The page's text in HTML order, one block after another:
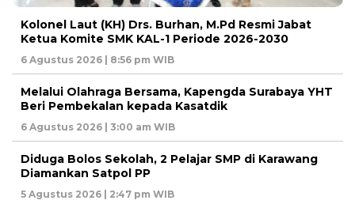
Kolonel Laut (KH) Drs. Burhan, M.Pd Resmi Jabat
Ketua Komite SMK KAL-1 Periode 2026-2030
6 Agustus 2026 | 8:56 pm WIB
Melalui Olahraga Bersama, Kapengda Surabaya YHT
Beri Pembekalan kepada Kasatdik
6 Agustus 2026 | 3:00 am WIB
Diduga Bolos Sekolah, 2 Pelajar SMP di Karawang
Diamankan Satpol PP
5 Agustus 2026 | 2:47 pm WIB